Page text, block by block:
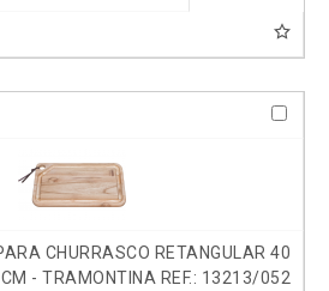
CHURRASCO RETANGULAR 40
- TRAMONTINA REF.: 13213/052